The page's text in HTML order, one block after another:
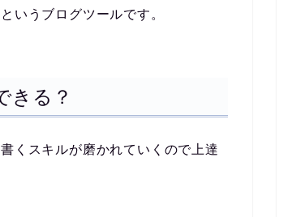
いうブログツールです。
きる？
くスキルが磨かれていくので上達